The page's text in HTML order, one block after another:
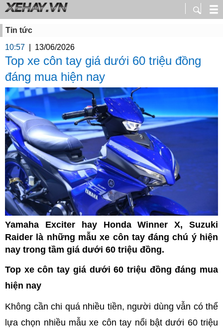
Tin tức
10:57
13/06/2026
Top xe côn tay giá dưới 60 triệu đồng
đáng mua hiện nay
Yamaha Exciter hay Honda Winner X, Suzuki
Raider là những mẫu xe côn tay đáng chú ý hiện
nay trong tầm giá dưới 60 triệu đồng.
Top xe côn tay giá dưới 60 triệu đồng đáng mua
hiện nay
Không cần chi quá nhiều tiền, người dùng vẫn có thể
lựa chọn nhiều mẫu xe côn tay nổi bật dưới 60 triệu